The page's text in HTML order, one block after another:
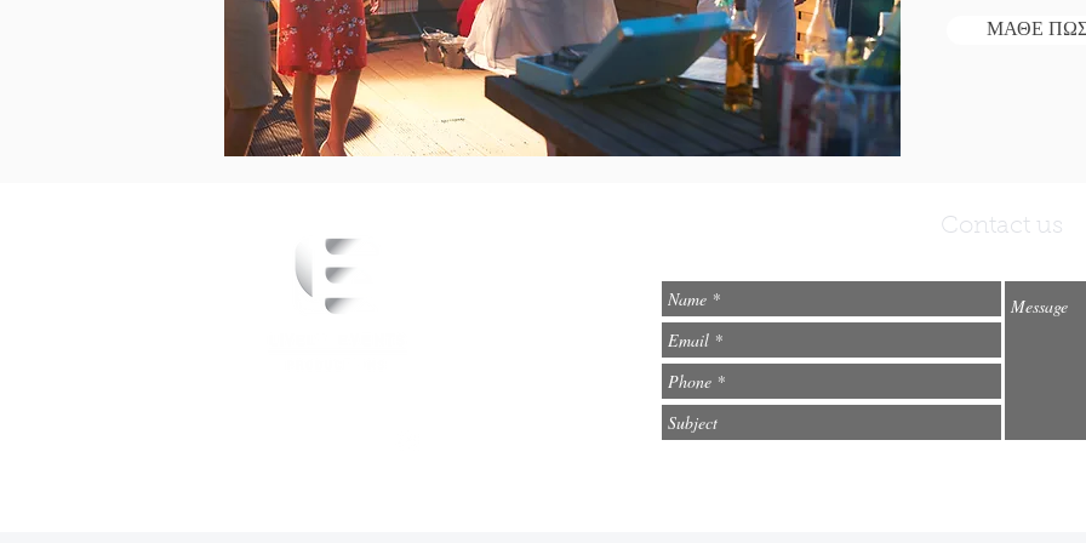
ΜΑΘΕ
Contact us